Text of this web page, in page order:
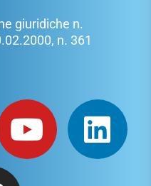
giuridiche n.
n. 361